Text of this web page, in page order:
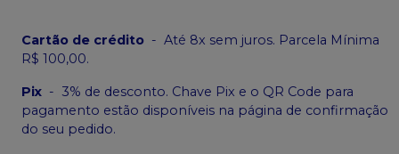
Cartão de crédito - Até 8x sem juros. Parcela Mínima
R$ 100,00.
Pix - 3% de desconto. Chave Pix e o QR Code para
pagamento estão disponíveis na página de confirmação
do seu pedido.